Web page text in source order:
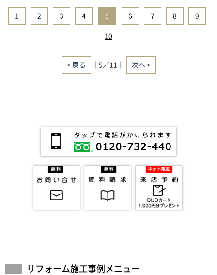
1 2 3 4 5 6 7 8 9
10
< 戻る ｜5／11｜ 次へ >
リフォーム施工事例メニュー